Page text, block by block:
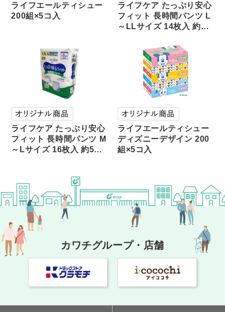
ライフエールティシュー
200組×5コ入
ライフケア たっぷり安心
フィット 長時間パンツ L
～LLサイズ 14枚入 約…
ライフケア たっぷり安心
フィット 長時間パンツ M
～Lサイズ 16枚入 約5…
ライフエールティシュー
ディズニーデザイン 200
組×5コ入
カワチグループ・店舗